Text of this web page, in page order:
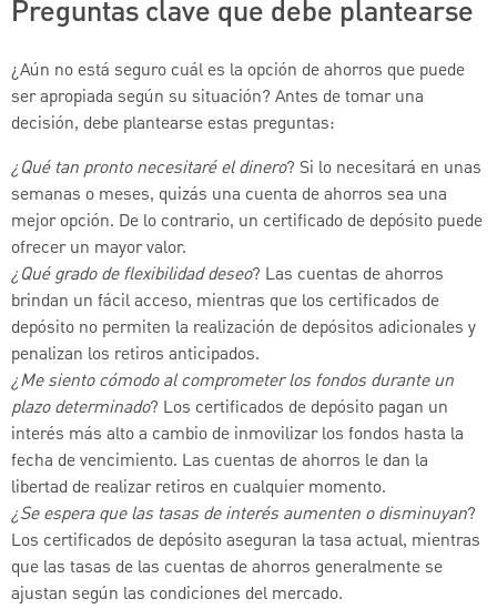
Preguntas clave que debe plantearse
¿Aún no está seguro cuál es la opción de ahorros que puede
ser apropiada según su situación? Antes de tomar una
decisión, debe plantearse estas preguntas:
¿Qué tan pronto necesitaré el dinero? Si lo necesitará en unas
semanas o meses, quizás una cuenta de ahorros sea una
mejor opción. De lo contrario, un certificado de depósito puede
ofrecer un mayor valor.
¿Qué grado de flexibilidad deseo? Las cuentas de ahorros
brindan un fácil acceso, mientras que los certificados de
depósito no permiten la realización de depósitos adicionales y
penalizan los retiros anticipados.
¿Me siento cómodo al comprometer los fondos durante un
plazo determinado? Los certificados de depósito pagan un
interés más alto a cambio de inmovilizar los fondos hasta la
fecha de vencimiento. Las cuentas de ahorros le dan la
libertad de realizar retiros en cualquier momento.
¿Se espera que las tasas de interés aumenten o disminuyan?
Los certificados de depósito aseguran la tasa actual, mientras
que las tasas de las cuentas de ahorros generalmente se
ajustan según las condiciones del mercado.